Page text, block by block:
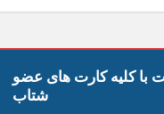
با کلیه کارت های عضو
شتاب